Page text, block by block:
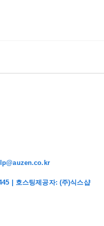
| 호스팅제공자: (주)식스샵